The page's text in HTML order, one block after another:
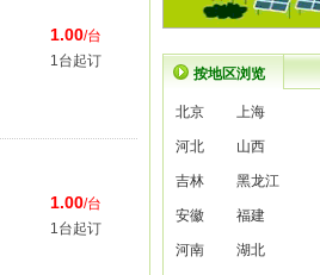
1.00/台
1台起订
1.00/台
1台起订
按地区浏览
北京 上海
河北 山西
吉林 黑龙江
安徽 福建
河南 湖北